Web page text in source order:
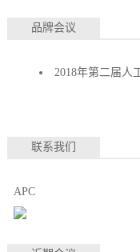
品牌会议
2018年第二届人
联系我们
APC